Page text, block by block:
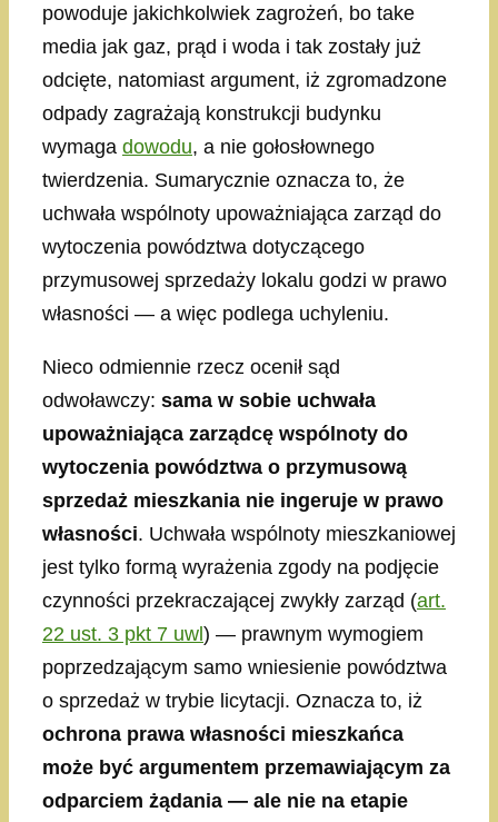
powoduje jakichkolwiek zagrożeń, bo take
media jak gaz, prąd i woda i tak zostały już
odcięte, natomiast argument, iż zgromadzone
odpady zagrażają konstrukcji budynku
wymaga dowodu, a nie gołosłownego
twierdzenia. Sumarycznie oznacza to, że
uchwała wspólnoty upoważniająca zarząd do
wytoczenia powództwa dotyczącego
przymusowej sprzedaży lokalu godzi w prawo
własności — a więc podlega uchyleniu.
Nieco odmiennie rzecz ocenił sąd
odwoławczy: sama w sobie uchwała
upoważniająca zarządcę wspólnoty do
wytoczenia powództwa o przymusową
sprzedaż mieszkania nie ingeruje w prawo
własności. Uchwała wspólnoty mieszkaniowej
jest tylko formą wyrażenia zgody na podjęcie
czynności przekraczającej zwykły zarząd (art.
22 ust. 3 pkt 7 uwl ) — prawnym wymogiem
poprzedzającym samo wniesienie powództwa
o sprzedaż w trybie licytacji. Oznacza to, iż
ochrona prawa własności mieszkańca
może być argumentem przemawiającym za
odparciem żądania — ale nie na etapie